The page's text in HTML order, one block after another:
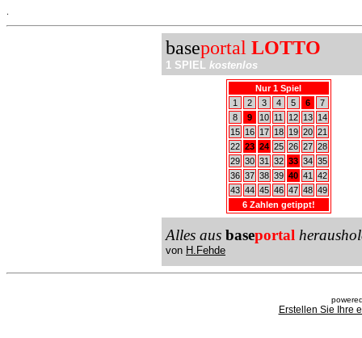
baseportal LOTTO
1 SPIEL kostenlos
Nur 1 Spiel
1
2 3 4 5 6
7
8
9 10 11 12 13
14
15
16 17 18 19 20 21
22 23 24 25 26 27 28
29 30 31 32 33 34 35
36 37 38 39 40 41
42
43 44 45 46 47 48 49
6 Zahlen getippt!
Alles aus baseportal
von H.Fehde
Erstellen Sie Ihre